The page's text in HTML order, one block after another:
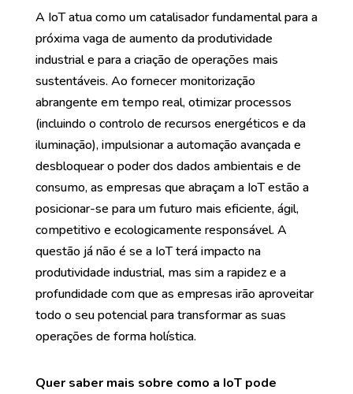
A IoT atua como um catalisador fundamental para a
próxima vaga de aumento da produtividade
industrial e para a criação de operações mais
sustentáveis. Ao fornecer monitorização
abrangente em tempo real, otimizar processos
(incluindo o controlo de recursos energéticos e da
iluminação), impulsionar a automação avançada e
desbloquear o poder dos dados ambientais e de
consumo, as empresas que abraçam a IoT estão a
posicionar-se para um futuro mais eficiente, ágil,
competitivo e ecologicamente responsável. A
questão já não é se a IoT terá impacto na
produtividade industrial, mas sim a rapidez e a
profundidade com que as empresas irão aproveitar
todo o seu potencial para transformar as suas
operações de forma holística.
Quer saber mais sobre como a IoT pode